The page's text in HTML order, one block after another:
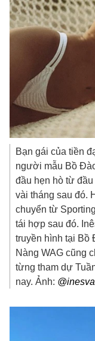
Bạn gái của tiền
người mẫu Bồ
đầu hẹn hò từ
vài tháng sau đó.
chuyển từ
tái hợp sau đó.
truyền hình tại
Nàng WAG cũng
từng tham dự
nay. Ảnh: